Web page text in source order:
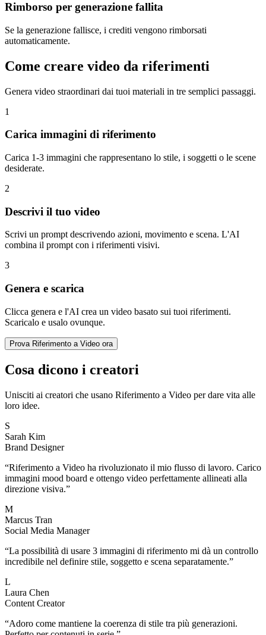
Rimborso per generazione fallita
Se la generazione fallisce, i crediti vengono rimborsati
automaticamente.
Come creare video da riferimenti
Genera video straordinari dai tuoi materiali in tre semplici passaggi.
1
Carica immagini di riferimento
Carica 1-3 immagini che rappresentano lo stile, i soggetti o le scene
desiderate.
2
Descrivi il tuo video
Scrivi un prompt descrivendo azioni, movimento e scena. L'AI
combina il prompt con i riferimenti visivi.
3
Genera e scarica
Clicca genera e l'AI crea un video basato sui tuoi riferimenti.
Scaricalo e usalo ovunque.
Prova Riferimento a Video ora
Cosa dicono i creatori
Unisciti ai creatori che usano Riferimento a Video per dare vita alle
loro idee.
S
Sarah Kim
Brand Designer
“Riferimento a Video ha rivoluzionato il mio flusso di lavoro. Carico
immagini mood board e ottengo video perfettamente allineati alla
direzione visiva.”
M
Marcus Tran
Social Media Manager
“La possibilità di usare 3 immagini di riferimento mi dà un controllo
incredibile nel definire stile, soggetto e scena separatamente.”
L
Laura Chen
Content Creator
“Adoro come mantiene la coerenza di stile tra più generazioni.